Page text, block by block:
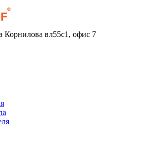
Корнилова вл55с1, офис 7